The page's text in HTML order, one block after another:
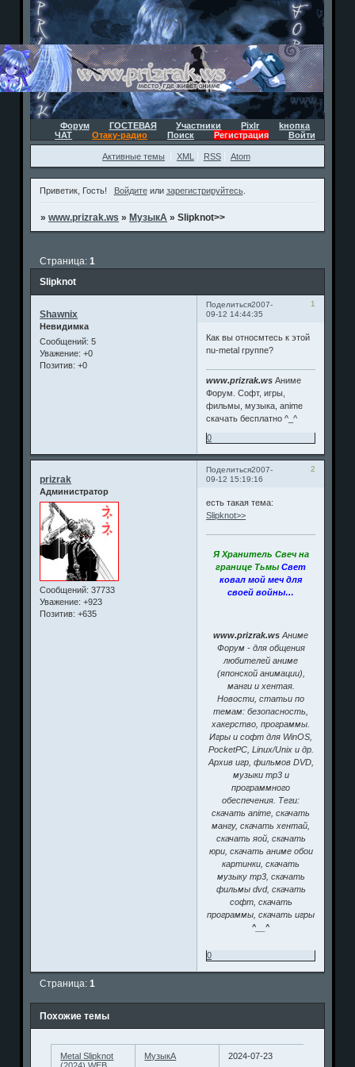
Форум ГОСТЕВАЯ Участники Pixlr
kнопка
ЧАТ
Отаку-радио Поиск Регистрация Войти
Активные темы XML RSS Atom
Приветик, Гость! Войдитеили зарегистрируйтесь.
»www.prizrak.ws » МузыкА »Slipknot>>
Slipknot
Страница:1
Поделиться 1
2007-
09-12 14:44:35
Shawnix
Невидимка
Сообщений: 5
Уважение: +0
Позитив: +0
Как вы относмтесь к этой
nu-metal группе?
www.prizrak.ws Аниме
Форум. Софт, игры,
фильмы, музыка, anime
скачать бесплатно ^_^
0
Поделиться 2
2007-
09-12 15:19:16
prizrak
Администратор
Сообщений: 37733
Уважение: +923
Позитив: +635
есть такая тема:
Slipknot>>
Я Хранитель Свеч на
границе Тьмы Свет
ковал мой меч для
своей войны…
www.prizrak.ws Аниме
Форум - для общения
любителей аниме
(японской анимации),
манги и хентая.
Новости, статьи по
темам: безопасность,
хакерство, программы.
Игры и софт для WinOS,
PocketPC, Linux/Unix и др.
Архив игр, фильмов DVD,
музыки mp3 и
программного
обеспечения. Теги:
скачать anime, скачать
мангу, скачать хентай,
скачать яой, скачать
юри, скачать аниме обои
картинки, скачать
музыку mp3, скачать
фильмы dvd, скачать
софт, скачать
программы, скачать игры
^__^
0
Страница:1
Похожие темы
Metal Slipknot
МузыкА 2024-07-23